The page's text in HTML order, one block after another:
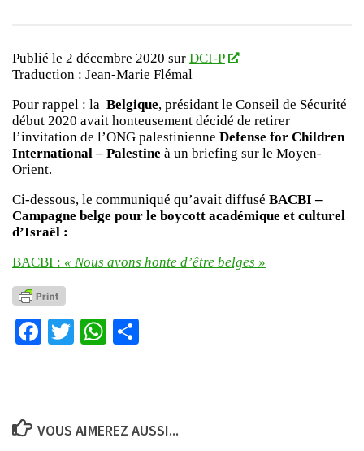
Publié le 2 décembre 2020 sur DCI-P
Traduction : Jean-Marie Flémal
Pour rappel : la Belgique, présidant le Conseil de Sécurité
début 2020 avait honteusement décidé de retirer
l’invitation de l’ONG palestinienne Defense for Children
International – Palestine à un briefing sur le Moyen-
Orient.
Ci-dessous, le communiqué qu’avait diffusé BACBI –
Campagne belge pour le boycott académique et culturel
d’Israël :
BACBI : « Nous avons honte d’être belges »
Facebook
TwitterWhatsApp
VOUS AIMEREZ AUSSI...